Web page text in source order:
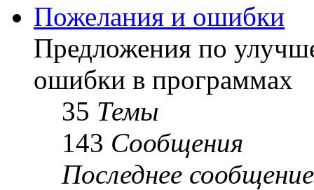
Пожелания и ошибки
Предложения по
ошибки в программах
35 Темы
143 Сообщения
Последнее сообщение